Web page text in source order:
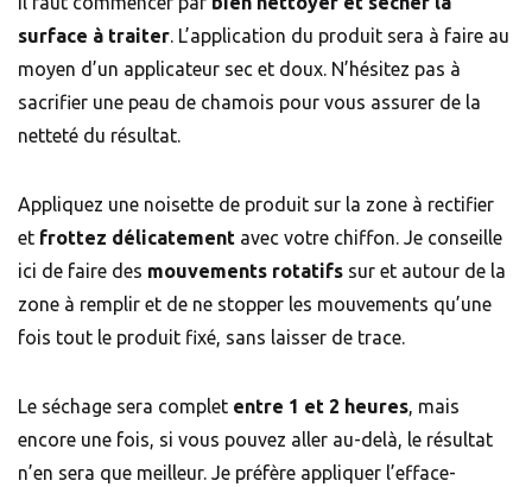
surface à traiter. L’application du produit sera à faire au
moyen d’un applicateur sec et doux. N’hésitez pas à
sacrifier une peau de chamois pour vous assurer de la
netteté du résultat.
Appliquez une noisette de produit sur la zone à rectifier
et frottez délicatement avec votre chiffon. Je conseille
ici de faire des mouvements rotatifs sur et autour de la
zone à remplir et de ne stopper les mouvements qu’une
fois tout le produit fixé, sans laisser de trace.
Le séchage sera complet entre 1 et 2 heures, mais
encore une fois, si vous pouvez aller au-delà, le résultat
n’en sera que meilleur. Je préfère appliquer l’efface-